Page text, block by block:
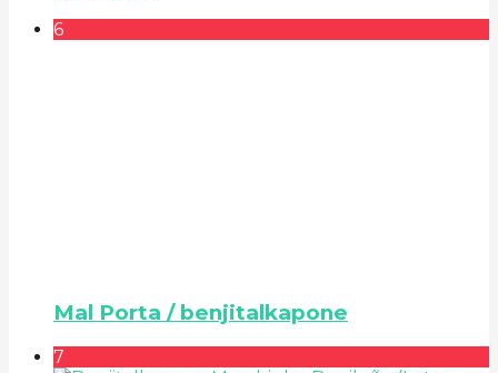
6
Mal Porta / benjitalkapone
7